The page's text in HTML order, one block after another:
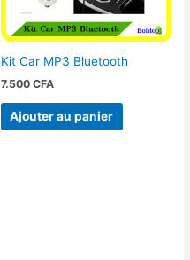
Kit Car MP3 Bluetooth
7.500 CFA
Ajouter au panier